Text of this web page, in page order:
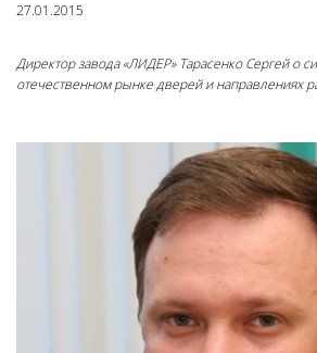
27.01.2015
Директор завода «ЛИДЕР» Тарасенко Сергей о
отечественном рынке дверей и направлениях